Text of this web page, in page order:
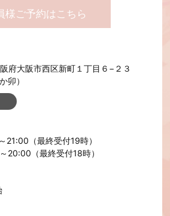
様ご予約はこちら
府大阪市西区新町１丁目６−２３
卯）
（最終受付19時）
（最終受付18時）